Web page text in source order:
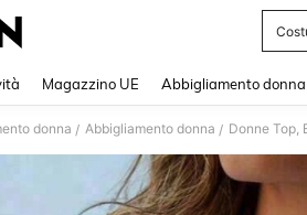
Magazzino UE Abbigliamento donna
donna / Abbigliamento donna / Donne Top,